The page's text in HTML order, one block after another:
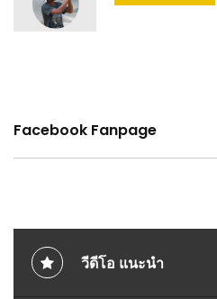
Facebook Fanpage
วีดีโอ แนะนำ